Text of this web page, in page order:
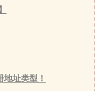
址类型！